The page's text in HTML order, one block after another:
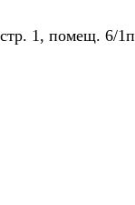
1, помещ. 6/1п